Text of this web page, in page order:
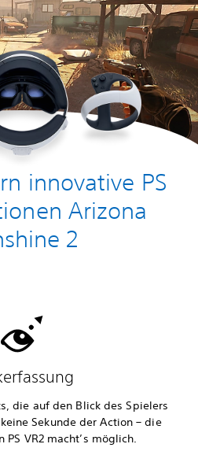
innovative PS
Arizona
2
die auf den Blick des Spielers
Sekunde der Action – die
PS VR2 macht’s möglich.